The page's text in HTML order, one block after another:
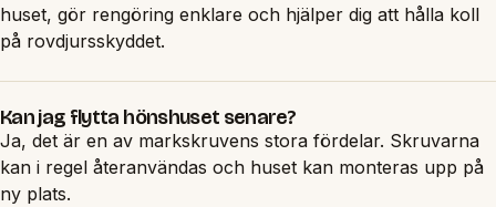
huset, gör rengöring enklare och hjälper dig att hålla koll
på rovdjursskyddet.
Kan jag flytta hönshuset senare?
Ja, det är en av markskruvens stora fördelar. Skruvarna
kan i regel återanvändas och huset kan monteras upp på
ny plats.